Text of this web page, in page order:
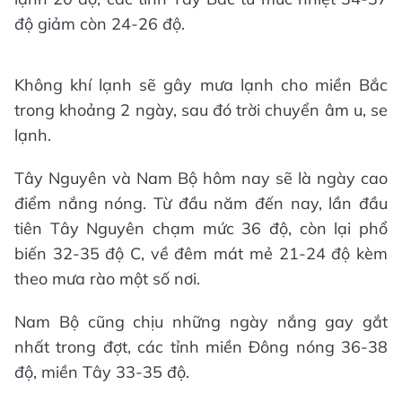
độ giảm còn 24-26 độ.
Không khí lạnh sẽ gây mưa lạnh cho miền Bắc
trong khoảng 2 ngày, sau đó trời chuyển âm u, se
lạnh.
Tây Nguyên và Nam Bộ hôm nay sẽ là ngày cao
điểm nắng nóng. Từ đầu năm đến nay, lần đầu
tiên Tây Nguyên chạm mức 36 độ, còn lại phổ
biến 32-35 độ C, về đêm mát mẻ 21-24 độ kèm
theo mưa rào một số nơi.
Nam Bộ cũng chịu những ngày nắng gay gắt
nhất trong đợt, các tỉnh miền Đông nóng 36-38
độ, miền Tây 33-35 độ.